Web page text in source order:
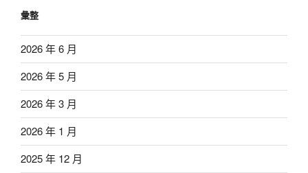
彙整
2026 年 6 月
2026 年 5 月
2026 年 3 月
2026 年 1 月
2025 年 12 月